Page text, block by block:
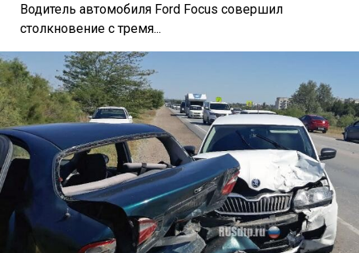
Водитель автомобиля Ford Focus совершил
столкновение с тремя...